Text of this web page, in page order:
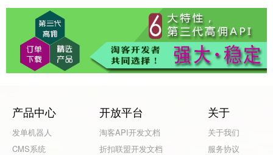
产品中心
发单机器人
CMS系统
开放平台
淘客API开发文档
折扣联盟开发文档
关于
关于我们
服务协议